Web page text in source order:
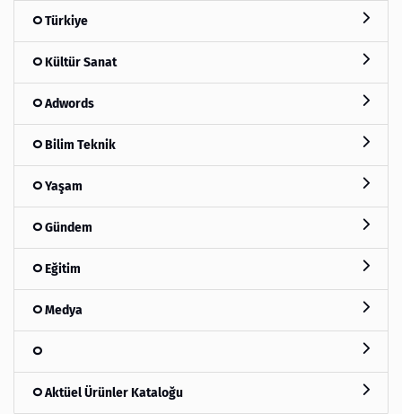
Türkiye
Kültür Sanat
Adwords
Bilim Teknik
Yaşam
Gündem
Eğitim
Medya
Aktüel Ürünler Kataloğu